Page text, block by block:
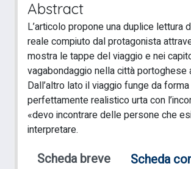
Abstract
L’articolo propone una duplice lettura
reale compiuto dal protagonista
mostra le tappe del viaggio e nei
vagabondaggio nella città
Dall’altro lato il viaggio funge da
perfettamente realistico urta con
«devo incontrare delle persone che
interpretare.
Scheda breve Scheda